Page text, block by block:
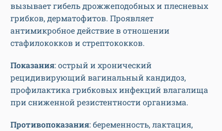
вызывает гибель дрожжеподобных и плесневых
грибков, дерматофитов. Проявляет
антимикробное действие в отношении
стафилококков и стрептококков.
Показания: острый и хронический
рецидивирующий вагинальный кандидоз,
профилактика грибковых инфекций влагалища
при сниженной резистентности организма.
Противопоказания: беременность, лактация,